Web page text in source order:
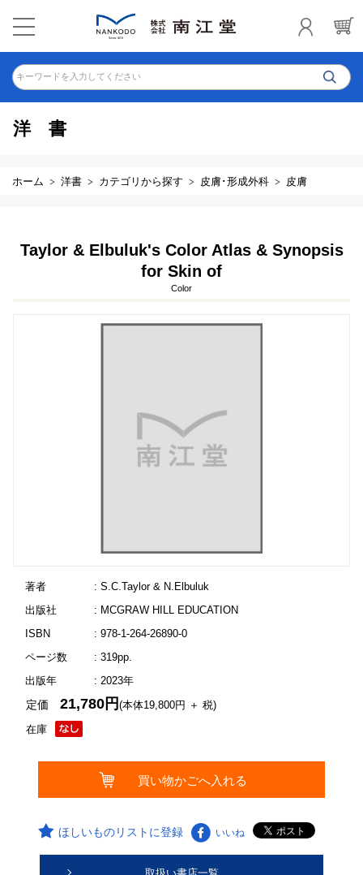
キーワードを入力してください
洋書
ホーム 洋書 カテゴリから探す 皮膚･形成外科 皮膚
Taylor & Elbuluk's Color Atlas & Synopsis
for Skin of
Color
著者
: S.C.Taylor & N.Elbuluk
出版社
: MCGRAW HILL EDUCATION
ISBN
: 978-1-264-26890-0
ページ数
: 319pp.
出版年
: 2023年
在庫
定価21,780円(本体19,800円 ＋ 税)
ほしいものリストに登録 いいね